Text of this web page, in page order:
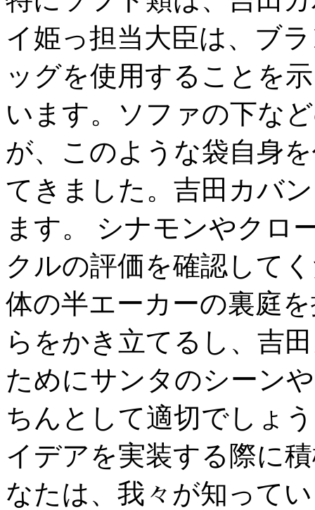
イ姫っ担当大臣は、ブ
ッグを使用することを
います。ソファの下な
が、このような袋自身
てきました。吉田カバ
ます。 シナモンやクロ
クルの評価を確認して
体の半エーカーの裏庭
らをかき立てるし、吉
ためにサンタのシーン
ちんとして適切でしょ
イデアを実装する際に
なたは、我々が知って